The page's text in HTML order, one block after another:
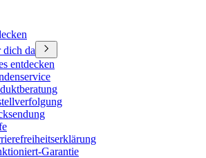
dich da
entdecken
Garantie